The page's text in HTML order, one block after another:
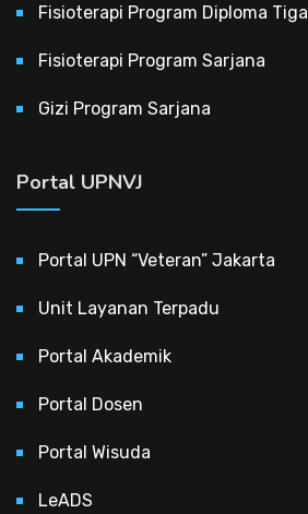
Fisioterapi Program Diploma Tiga
Fisioterapi Program Sarjana
Gizi Program Sarjana
Portal UPNVJ
Portal UPN “Veteran” Jakarta
Unit Layanan Terpadu
Portal Akademik
Portal Dosen
Portal Wisuda
LeADS